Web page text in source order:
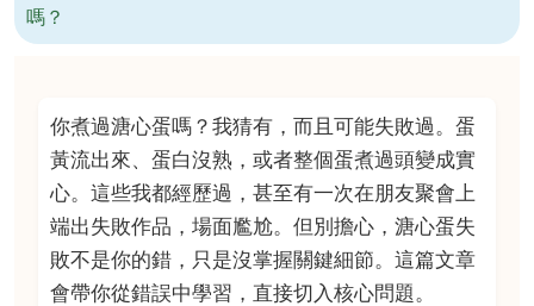
嗎？
你煮過溏心蛋嗎？我猜有，而且可能失敗過。蛋
黃流出來、蛋白沒熟，或者整個蛋煮過頭變成實
心。這些我都經歷過，甚至有一次在朋友聚會上
端出失敗作品，場面尷尬。但別擔心，溏心蛋失
敗不是你的錯，只是沒掌握關鍵細節。這篇文章
會帶你從錯誤中學習，直接切入核心問題。